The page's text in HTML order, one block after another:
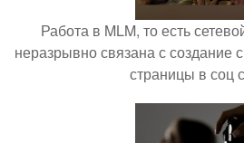
Работа в MLM, то есть
неразрывно связана с создание
страницы в соц